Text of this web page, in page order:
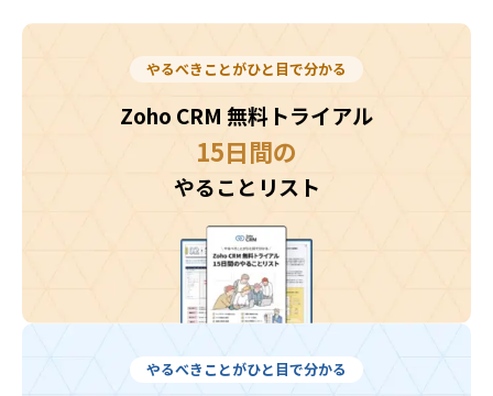
やるべきことがひと目で分かる
Zoho CRM 無料トライアル
15日間の
やることリスト
やるべきことがひと目で分かる